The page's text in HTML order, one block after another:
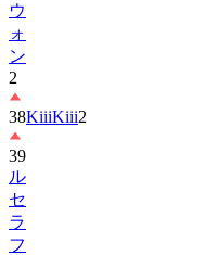
ウ
ォ
ン
2
38KiiiKiii2
39
ル
セ
ラ
フ